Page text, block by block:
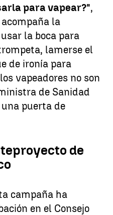
para vapear?",
la
la boca para
lamerse el
de ironía para
vapeadores no son
de Sanidad
puerta de
de
campaña ha
en el Consejo